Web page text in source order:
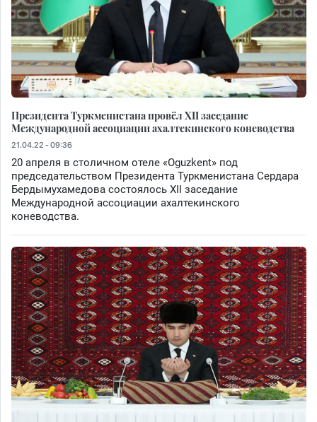
Президента Туркменистана провёл XII заседание
Международной ассоциации ахалтекинского коневодства
21.04.22 - 09:36
20 апреля в столичном отеле «Oguzkent» под
председательством Президента Туркменистана Сердара
Бердымухамедова состоялось XII заседание
Международной ассоциации ахалтекинского
коневодства.